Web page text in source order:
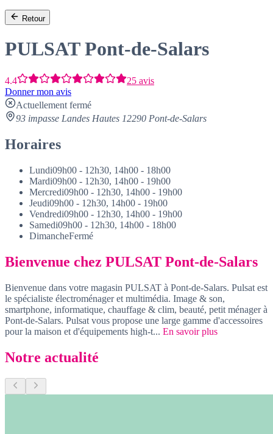
Retour
PULSAT Pont-de-Salars
4.4
25 avis
Donner mon avis
Actuellement fermé
93 impasse Landes Hautes 12290 Pont-de-Salars
Horaires
Lundi09h00 - 12h30, 14h00 - 18h00
Mardi09h00 - 12h30, 14h00 - 19h00
Mercredi09h00 - 12h30, 14h00 - 19h00
Jeudi09h00 - 12h30, 14h00 - 19h00
Vendredi09h00 - 12h30, 14h00 - 19h00
Samedi09h00 - 12h30, 14h00 - 18h00
DimancheFermé
Bienvenue chez PULSAT Pont-de-Salars
Bienvenue dans votre magasin PULSAT à Pont-de-Salars. Pulsat est
le spécialiste électroménager et multimédia. Image & son,
smartphone, informatique, chauffage & clim, beauté, petit ménager à
Pont-de-Salars. Pulsat vous propose une large gamme d'accessoires
pour la maison et d'équipements high-t... En savoir plus
Notre actualité